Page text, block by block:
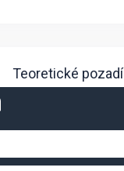
Teoretické pozadí